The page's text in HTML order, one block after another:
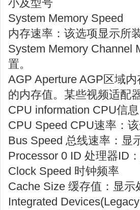
小及型号
System Memory Speed
内存速率：该选项显示所
System Memory Channel
置。
AGP Aperture AGP区域
的内存值。某些视频适配
CPU information CPU信息
CPU Speed CPU速率：
Bus Speed 总线速率：显
Processor 0 ID 处理器ID
Clock Speed 时钟频率
Cache Size 缓存值：显
Integrated